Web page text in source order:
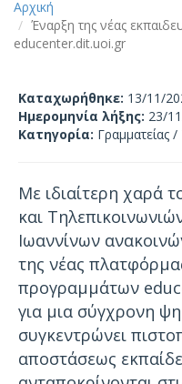
Αρχική
Έναρξη της νέας
educenter.dit.uoi.gr
Καταχωρήθηκε: 13/11/
Ημερομηνία λήξης: 23/
Κατηγορία: Γραμματείας
Με ιδιαίτερη χαρά
και
Ιωαννίνων
της νέας
προγραμμάτων
για μια σύγχρονη
συγκεντρώνει
αποστάσεως